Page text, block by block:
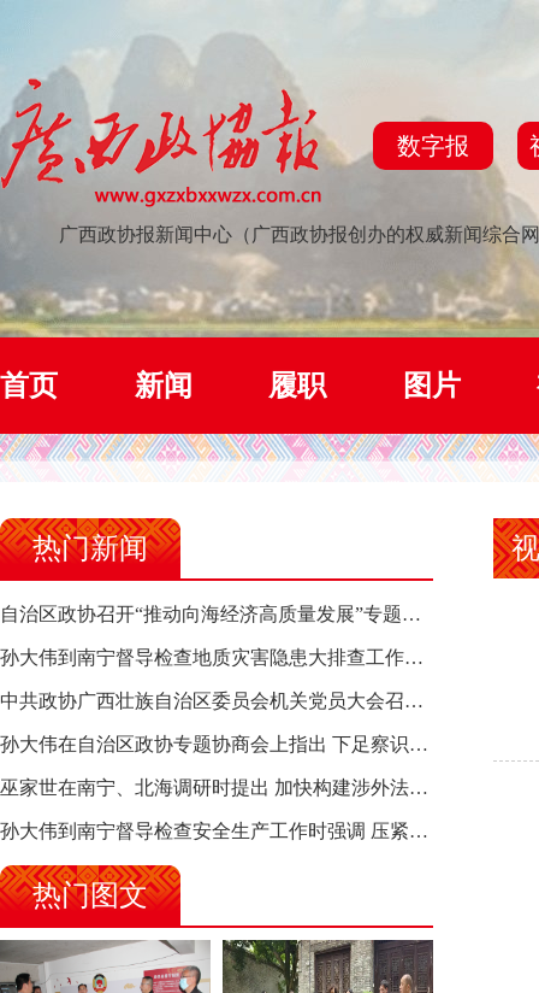
数字报
广西政协报新闻中心（广西政协报创办的权威新闻综合
首页 新闻 履职 图片
热门新闻
自治区政协召开“推动向海经济高质量发展”专题调研座谈会 钱学明出席并讲话
孙大伟到南宁督导检查地质灾害隐患大排查工作时强调 筑牢地质灾害安全防线 全力保障人民群众生命财产安全
中共政协广西壮族自治区委员会机关党员大会召开 选举产生新一届机关党委、机关纪委
孙大伟在自治区政协专题协商会上指出 下足察识谋督之功 恪尽服务大局之责 助推有色金属、关键金属产业高质量发展
巫家世在南宁、北海调研时提出 加快构建涉外法律供给集群 护航向海经济高质量发展
孙大伟到南宁督导检查安全生产工作时强调 压紧压实责任 狠抓隐患整治 坚决筑牢安全生产防线
热门图文